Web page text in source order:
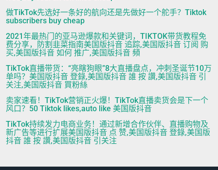
做TikTok先选好一条好的航向还是先做好一个舵手？Tiktok
subscribers buy cheap
2021年最热门的亚马逊爆款和关键词，TIKTOK带货教程免
费分享，防割韭菜指南美国版抖音 追踪,美国版抖音 订阅 购
买,美国版抖音 如何 推广,美国版抖音 頻
TikTok直播带货：“亮瞎狗眼”8大直播盘点，冲刺圣诞节10万
单吗？美国版抖音 登錄,美国版抖音 誰 按 讚,美国版抖音 引
关注,美国版抖音 買粉絲
卖家速看！TikTok营销正火爆！TikTok直播卖货会是下一个
风口？50 Tiktok likes,auto like 美国版抖音
TikTok持续发力电商业务！通过新增合作伙伴、直播购物及
新广告等进行扩展美国版抖音 点 赞,美国版抖音 登錄,美国版
抖音 誰 按 讚,美国版抖音 引关注